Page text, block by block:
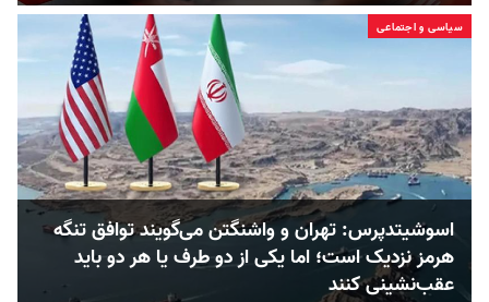
سیاسی و اجتماعی
اسوشیتدپرس: تهران و واشنگتن می‌گویند توافق تنگه
هرمز نزدیک است؛ اما یکی از دو طرف یا هر دو باید
عقب‌نشینی کنند